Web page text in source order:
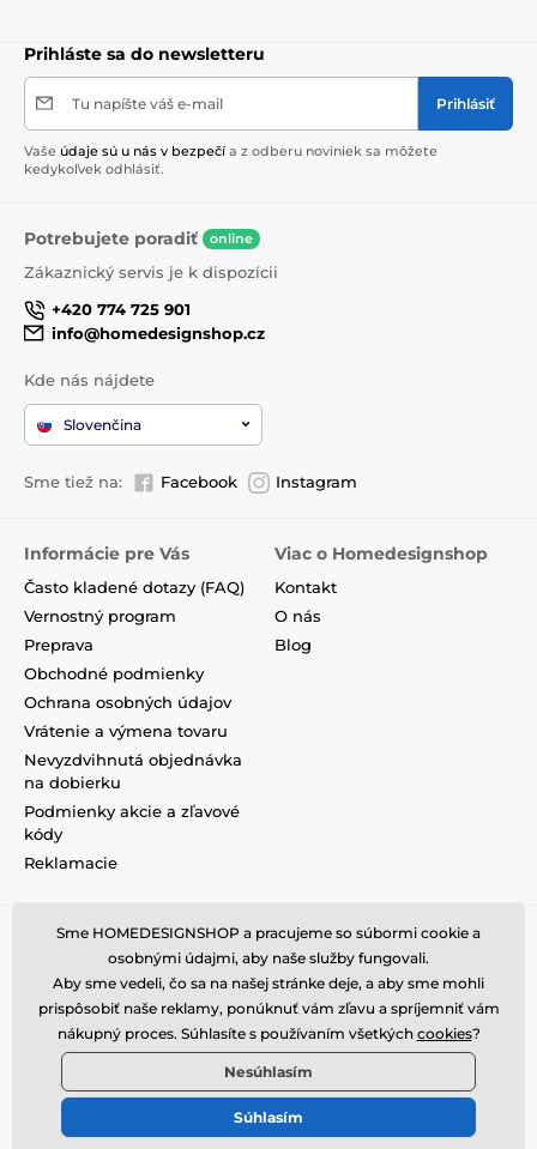
Prihláste sa do newsletteru
Tu napíšte váš e-mail Prihlásiť
Vaše údaje sú u nás v bezpečí a z odberu noviniek sa môžete
kedykoľvek odhlásiť.
Potrebujete poradiť online
Zákaznický servis je k dispozícii
+420 774 725 901
info@homedesignshop.cz
Kde nás nájdete
Slovenčina
Sme tiež na: Facebook Instagram
Informácie pre Vás
Často kladené dotazy (FAQ)
Vernostný program
Preprava
Obchodné podmienky
Ochrana osobných údajov
Vrátenie a výmena tovaru
Nevyzdvihnutá objednávka
na dobierku
Podmienky akcie a zľavové
kódy
Reklamacie
Viac o Homedesignshop
Kontakt
O nás
Blog
Sme HOMEDESIGNSHOP a pracujeme so súbormi cookie a
osobnými údajmi, aby naše služby fungovali.
Aby sme vedeli, čo sa na našej stránke deje, a aby sme mohli
prispôsobiť naše reklamy, ponúknuť vám zľavu a spríjemniť vám
nákupný proces. Súhlasíte s používaním všetkých cookies?
Nesúhlasím
Súhlasím